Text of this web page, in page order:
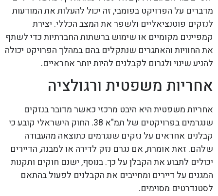
מדברים על הפרויקט בפומבי, זה יכול להעלות את המודעות
לנזקים פוטנציאליים ולשפר את המצב הכללי. יצירת
קמפיינים מקומיים או שימוש ברשתות החברתיות כדי לשתף
את החוויות והאתגרים שנתקלים בהם במהלך הפרויקט יכולה
להניע שינוי ולגרום לקבלנים להיות יותר אחראיים.
אחריות משפטית ורגולציה
אחריות משפטית היא היבט מרכזי כאשר מדובר בנזקים
שנגרמים בפרויקטים של תמ"א 38. החוק הישראלי קובע כי
קבלנים אחראים על נזקים שנגרמים כתוצאה מהעבודה
שלהם. זאת אומרת, אם נגרם נזק לדירה או למבנה, הדיירים
יכולים לתבוע את הקבלן על כך. בנוסף, ישנם חוקים ותקנות
המגנים על דיירים ומחייבים את הקבלנים לפעול בהתאם
לסטנדרטים מסוימים.